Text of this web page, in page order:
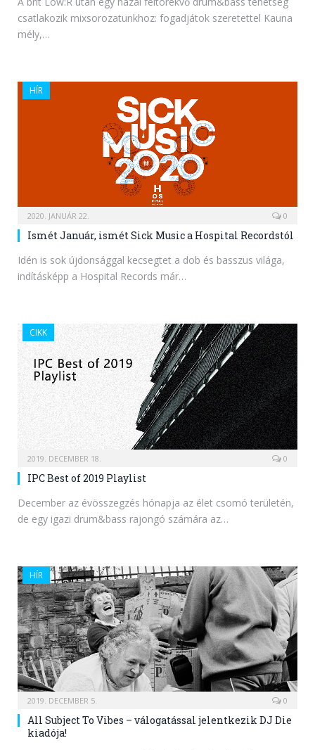
csatlakozik mixsorozatunkhoz: fogadjátok szeretettel Kauna
mély,…
HÍR
2020. JANUÁR 22. 0
Ismét Január, ismét Sick Music a Hospital Recordstól
Idén is sok újdonsággal kecsegtet a dob és basszus világa,
indításképp a Hospital Records már…
CIKK
2019. DECEMBER 18. 0
IPC Best of 2019 Playlist
December az évösszegzés hónapja az élet csomó területén,
de egy igazi drum&bass rajongó számára az…
HÍR
2019. DECEMBER 5. 0
All Subject To Vibes – válogatással jelentkezik DJ Die
kiadója!